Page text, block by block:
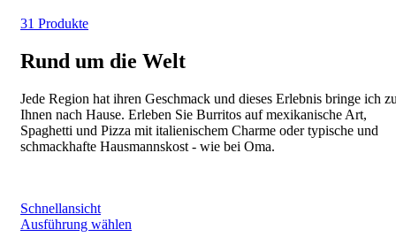
31 Produkte
Rund um die Welt
Jede Region hat ihren Geschmack und dieses Erlebnis bringe ich
Ihnen nach Hause. Erleben Sie Burritos auf mexikanische Art,
Spaghetti und Pizza mit italienischem Charme oder typische und
schmackhafte Hausmannskost - wie bei Oma.
Schnellansicht
Ausführung wählen